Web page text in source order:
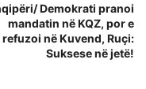
Demokrati pranoi
mandatin në KQZ, por e
refuzoi në Kuvend, Ruçi:
Suksese në jetë!